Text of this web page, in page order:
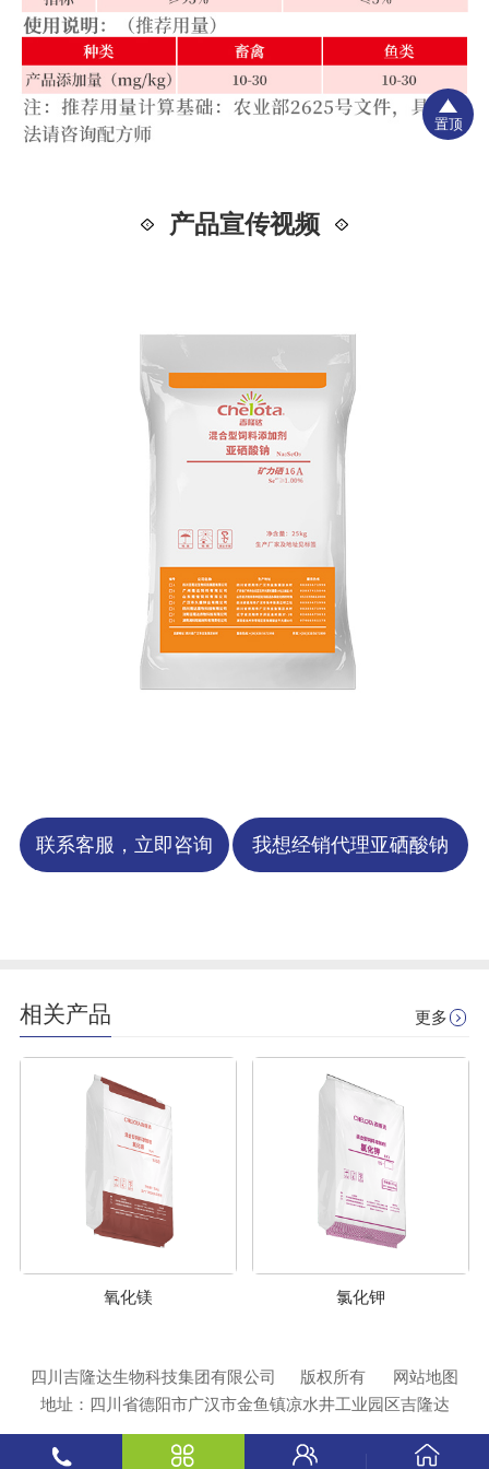
产品宣传视频
联系客服，立即咨询 我想经销代理亚硒酸钠
相关产品 更多
氧化镁 氯化钾
置顶
四川吉隆达生物科技集团有限公司 版权所有
网站地图
地址：四川省德阳市广汉市金鱼镇凉水井工业园区吉隆达